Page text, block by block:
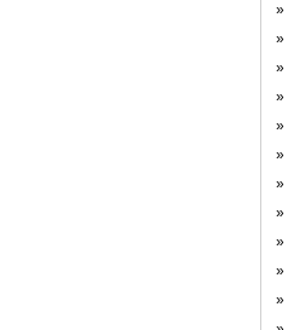
»
»
»
»
»
»
»
»
»
»
»